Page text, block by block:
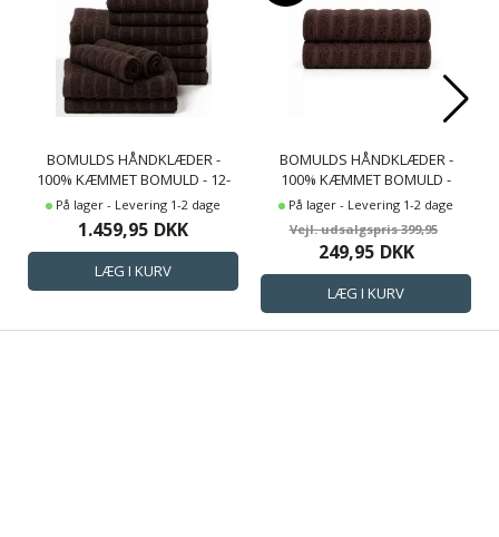
BOMULDS HÅNDKLÆDER -
100% KÆMMET BOMULD - 12-
PAK - BRUN
På lager - Levering 1-2 dage
1.459,95 DKK
BOMULDS HÅNDKLÆDER -
100% KÆMMET BOMULD -
BADEHÅNDKLÆDER 70X140 CM
- 2-PAK - BRUN
På lager - Levering 1-2 dage
399,95
249,95 DKK